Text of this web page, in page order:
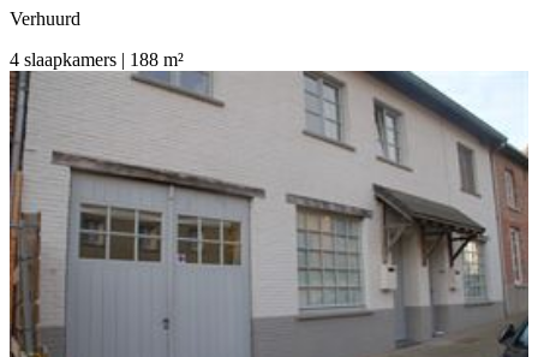
Verhuurd
4 slaapkamers | 188 m²